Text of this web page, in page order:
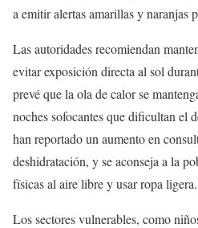
a emitir alertas amarillas y naranjas
Las autoridades recomiendan
evitar exposición directa al sol
prevé que la ola de calor se
noches sofocantes que dificultan el
han reportado un aumento en
deshidratación, y se aconseja a la
físicas al aire libre y usar ropa ligera.
Los sectores vulnerables, como